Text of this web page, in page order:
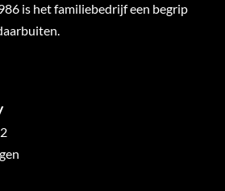
is het familiebedrijf een begrip